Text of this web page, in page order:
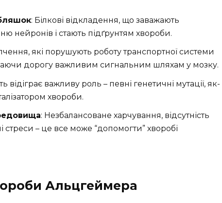
: Білкові відкладення, що заважають
нейронів і стають підґрунтям хвороби.
які порушують роботу транспортної системи
дорогу важливим сигнальним шляхам у мозку.
відіграє важливу роль – певні генетичні мутації, як-
хвороби.
: Незбалансоване харчування, відсутність
стреси – це все може “допомогти” хворобі
Альцгеймера